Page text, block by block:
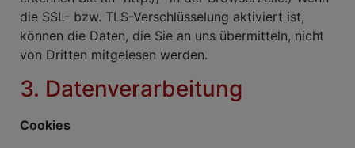
die SSL- bzw. TLS-Verschlüsselung aktiviert ist,
können die Daten, die Sie an uns übermitteln, nicht
von Dritten mitgelesen werden.
3. Datenverarbeitung
Cookies